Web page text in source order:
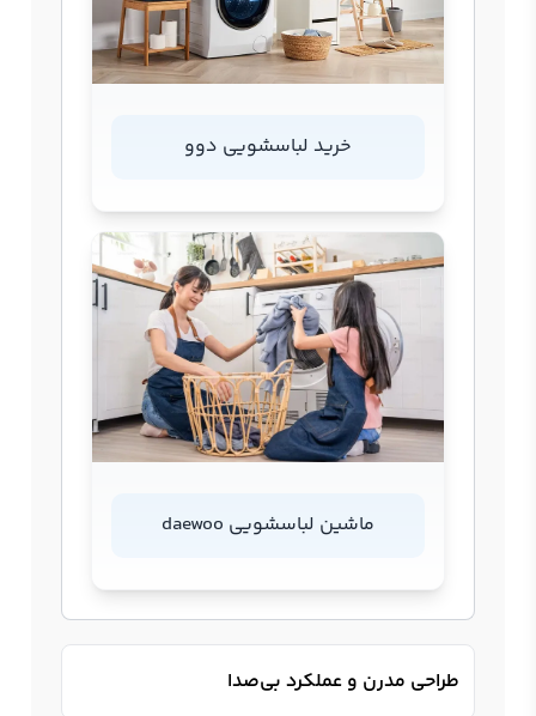
خرید لباسشویی دوو
ماشین لباسشویی daewoo
طراحی مدرن و عملکرد بی‌صدا